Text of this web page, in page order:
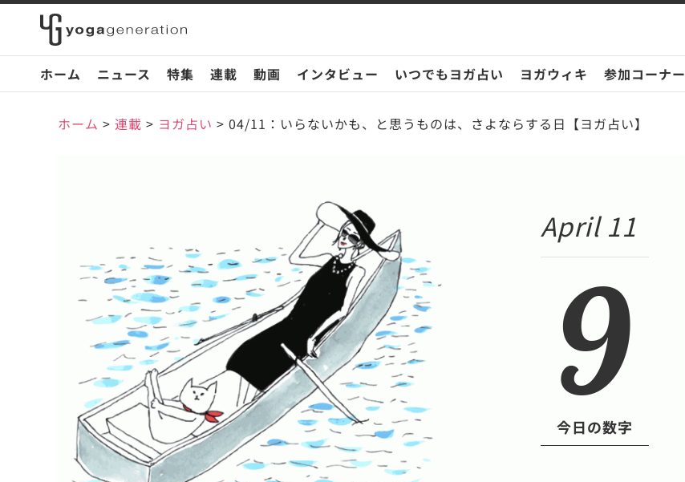
ホーム
ニュース 特集 連載 動画 インタビュー いつでもヨガ占い ヨガウィキ 参加コーナー
ホーム > 連載 > ヨガ占い > 04/11：いらないかも、と思うものは、さよならする日【ヨガ占い】
April 11
9
今日の数字